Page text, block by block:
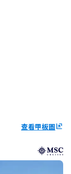
查看甲板圖ungroup